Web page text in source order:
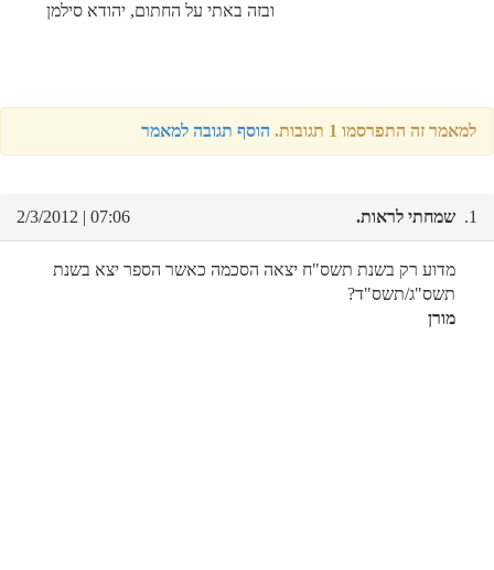
ובזה באתי על החתום, יהודא סילמן
למאמר זה התפרסמו 1 תגובות. הוסף תגובה למאמר
1. שמחתי לראות. 07:06 | 2/3/2012
מדוע רק בשנת תשס"ח יצאה הסכמה כאשר הספר יצא בשנת
תשס"ג/תשס"ד?
מורן